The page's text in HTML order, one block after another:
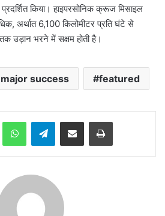
किया। हाइपरसोनिक क्रूज मिसाइल
अर्थात 6,100 किलोमीटर प्रति घंटे से
उड़ान भरने में सक्षम होती है।
success featured
WhatsAppTelegramShare via Email Print